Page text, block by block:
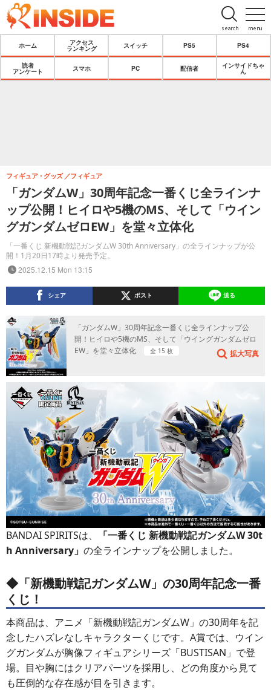
menu
search
ホーム
アクセス
ランキング
スイッチ PS5 PS4
読者
アンケート
スマホ PC 配信者
インサイドちゃ
ん
「ガンダムW」30周年記念一番くじ全ラインナ
ップ公開！ヒイロや5機のMS、そして「ウイン
グガンダムゼロEW」を堂々立体化
「一番くじ 新機動戦記ガンダムW 30th Anniversary」の全ラインナップが公
開！1月20日17時より発売予定。
フィギュア・グッズ フィギュア
2025.12.15 Mon 13:15
シェア ポスト 送る
「ガンダムW」30周年記念一番くじ全ラインナップ公
開！ヒイロや5機のMS、そして「ウイングガンダムゼロ
EW」を堂々立体化
全 15 枚 拡大写真
BANDAI SPIRITSは、
「一番くじ 新機動戦記ガンダムW 30t
h Anniversary」 の全ラインナップを公開しました。
◆「新機動戦記ガンダムW」の30周年記念一番
くじ！
本商品は、アニメ「新機動戦記ガンダムW」の30周年を記
念したハズレなしキャラクターくじです。A賞では、ウイン
グガンダムが胸像フィギュアシリーズ「BUSTISAN」で登
場。目や胸にはクリアパーツを採用し、どの角度から見て
も圧倒的な存在感が目を引きます。